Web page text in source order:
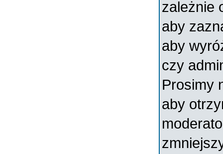
zależnie
aby
aby
czy
Prosimy
aby